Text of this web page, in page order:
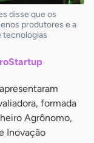
disse que os
produtores e a
tecnologias
formada
Agrônomo,
Inovação